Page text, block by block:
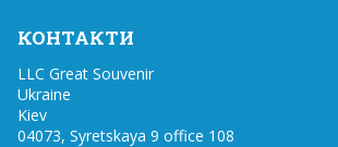
КОНТАКТИ
LLC Great Souvenir
Ukraine
Kiev
04073, Syretskaya 9 office 108